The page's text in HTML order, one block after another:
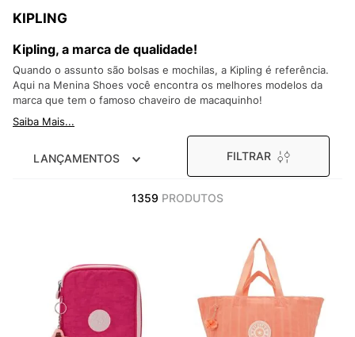
KIPLING
Kipling, a marca de qualidade!
Quando o assunto são bolsas e mochilas, a Kipling é referência.
Aqui na Menina Shoes você encontra os melhores modelos da
marca que tem o famoso chaveiro de macaquinho!
Saiba Mais...
LANÇAMENTOS FILTRAR
1359 PRODUTOS